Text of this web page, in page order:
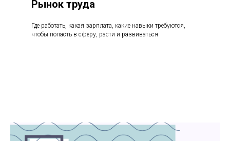
Рынок труда
Где работать, какая зарплата, какие навыки требуются,
чтобы попасть в сферу, расти и развиваться